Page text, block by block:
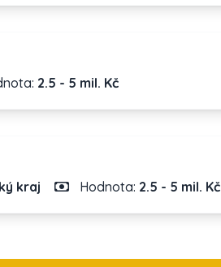
2.5 - 5 mil. Kč
kraj Hodnota: 2.5 - 5 mil. Kč